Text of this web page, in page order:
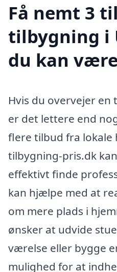
Få nemt 3
tilbygning i
du kan
Hvis du overvejer en
er det lettere end
flere tilbud fra
tilbygning-pris.dk
effektivt finde
kan hjælpe med at
om mere plads i
ønsker at udvide
værelse eller bygge
mulighed for at